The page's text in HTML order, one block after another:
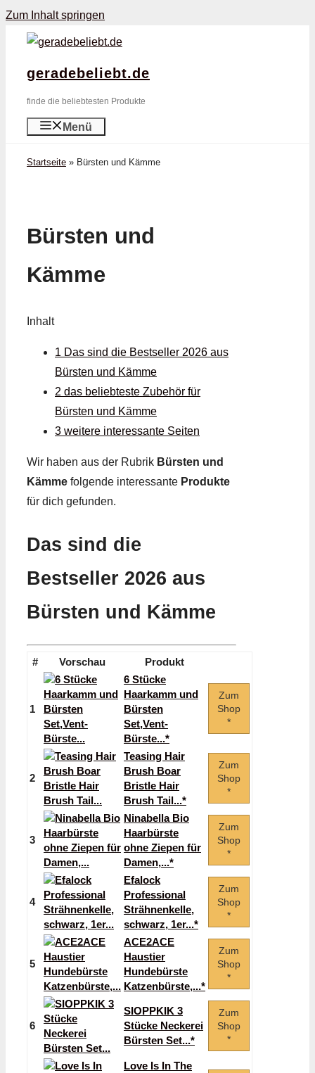
Zum Inhalt springen
geradebeliebt.de
finde die beliebtesten Produkte
Menü
Startseite » Bürsten und Kämme
Bürsten und
Kämme
Inhalt
1 Das sind die Bestseller 2026 aus
Bürsten und Kämme
2 das beliebteste Zubehör für
Bürsten und Kämme
3 weitere interessante Seiten
Wir haben aus der Rubrik Bürsten und
Kämme folgende interessante Produkte
für dich gefunden.
Das sind die
Bestseller 2026 aus
Bürsten und Kämme
# Vorschau Produkt
1
6 Stücke
Haarkamm und
Bürsten
Set,Vent-
Bürste...*
Zum
Shop
*
2
Teasing Hair
Brush Boar
Bristle Hair
Brush Tail...*
Zum
Shop
*
3
Ninabella Bio
Haarbürste
ohne Ziepen für
Damen,...*
Zum
Shop
*
4
Efalock
Professional
Strähnenkelle,
schwarz, 1er...*
Zum
Shop
*
5
ACE2ACE
Haustier
Hundebürste
Katzenbürste,...*
Zum
Shop
*
6
SIOPPKIK 3
Stücke Neckerei
Bürsten Set...*
Zum
Shop
*
Love Is In The